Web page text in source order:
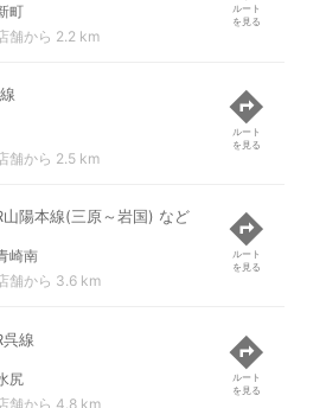
町
舗から 2.2 km
ルート
を見る
舗から 2.5 km
ルート
を見る
山陽本線(三原～岩国) など
崎南
舗から 3.6 km
ルート
を見る
呉線
尻
舗から 4.8 km
ルート
を見る